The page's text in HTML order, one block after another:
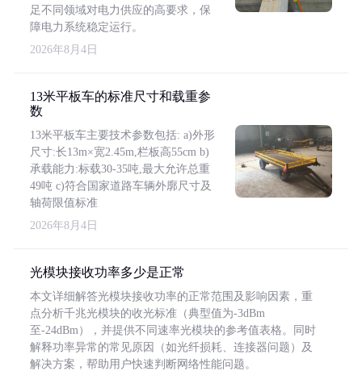
足不同领域对电力供应的高要求，保
障电力系统稳定运行。
2026年8月4日
13米平板车的标准尺寸和载重参
数
13米平板车主要技术参数包括: a)外形
尺寸:长13m×宽2.45m,栏板高55cm b)
承载能力:标载30-35吨,最大允许总重
49吨 c)符合国家道路车辆外廓尺寸及
轴荷限值标准
2026年8月4日
光模块接收功率多少是正常
本文详细解答光模块接收功率的正常范围及影响因素，重
点分析千兆光模块的收光标准（典型值为-3dBm
至-24dBm），并提供不同速率光模块的参考值表格。同时
解释功率异常的常见原因（如光纤损耗、连接器问题）及
解决方案，帮助用户快速判断网络性能问题。